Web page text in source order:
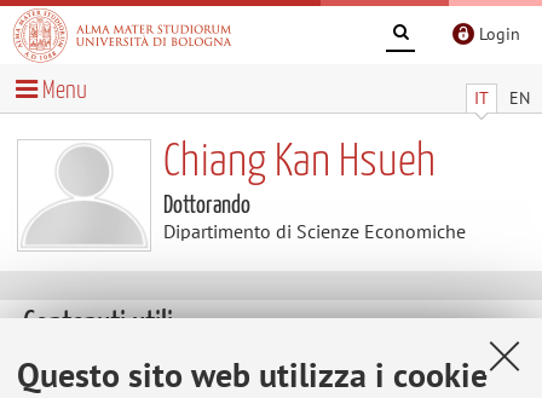
Questo sito web utilizza i cookie
Login
IT EN
Menu
Chiang Kan Hsueh
Dottorando
Dipartimento di Scienze Economiche
Contenuti utili
Al momento non sono presenti contenuti.